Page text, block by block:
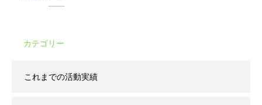
カテゴリー
これまでの活動実績